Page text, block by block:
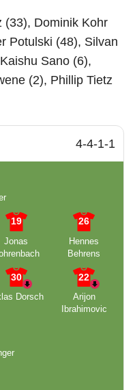
(33), Dominik Kohr
Potulski (48), Silvan
Sano (6),
(2), Phillip Tietz
4-4-1-1
19
Jonas
26
Hennes
Behrens
30
Dorsch
22
Arijon
Ibrahimovic